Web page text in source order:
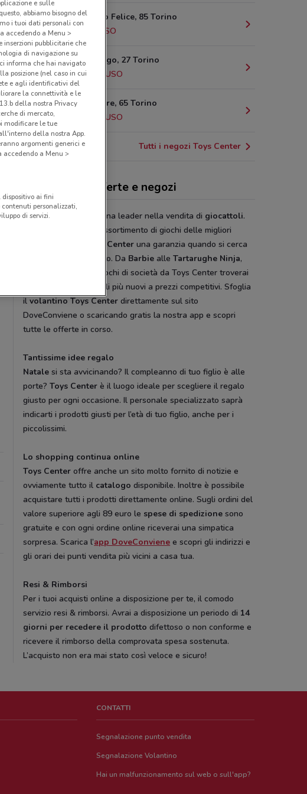
Piazza Carlo Felice, 85 Torino
8 km
CHIUSO
Via Verolengo, 27 Torino
8.1 km
CHIUSO
C.So G.Cesare, 65 Torino
CHIUSO
Tutti i negozi Toys Center
Toys Center, offerte e negozi
Toys Center è la catena leader nella vendita di giocattoli.
La qualità e il vasto assortimento di giochi delle migliori
Toys Centeruna garanzia quando si cerca
un nuovissimo prodotto. Da Barbie alleTartarughe Ninja,
ai classici giochi di società da Toys Center troverai
sempre tutti i giocattoli più nuovi a prezzi competitivi. Sfoglia
ilvolantino Toys Center direttamente sul sito
DoveConviene o scaricando gratis la nostra app e scopri
tutte le offerte in corso.
Tantissime idee regalo
Natale si sta avvicinando? Il compleanno di tuo figlio è alle
porte?Toys Center è il luogo ideale per scegliere il regalo
giusto per ogni occasione. Il personale specializzato saprà
indicarti i prodotti giusti per l’età di tuo figlio, anche per i
piccolissimi.
Lo shopping continua online
Toys Centeroffre anche un sito molto fornito di notizie e
ovviamente tutto il catalogo disponibile. Inoltre è possibile
acquistare tutti i prodotti direttamente online. Sugli ordini del
valore superiore agli 89 euro le spese di spedizione sono
gratuite e con ogni ordine online riceverai una simpatica
sorpresa. Scarica l’app DoveConviene e scopri gli indirizzi e
gli orari dei punti vendita più vicini a casa tua.
Resi & Rimborsi
Per i tuoi acquisti online a disposizione per te, il comodo
servizio resi & rimborsi. Avrai a disposizione un periodo di 14
giorni per recedere il prodotto difettoso o non conforme e
ricevere il rimborso della comprovata spesa sostenuta.
L’acquisto non era mai stato così veloce e sicuro!
CONTATTI
Segnalazione punto vendita
Segnalazione Volantino
Hai un malfunzionamento sul web o sull'app?
e sulle
abbiamo bisogno del
i tuoi dati personali con
accedendo a Menu >
inserzioni pubblicitarie che
di navigazione su
informa che hai navigato
posizione (nel caso in cui
e agli identificativi del
la connettività e le
della nostra Privacy
di mercato,
modificare le tue
della nostra App.
argomenti generici e
accedendo a Menu >
ai fini
personalizzati,
di servizi.